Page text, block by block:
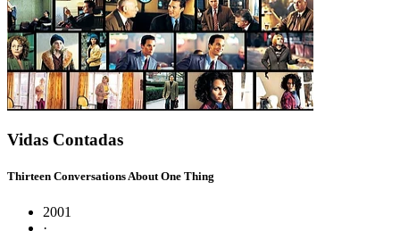
Vidas Contadas
Thirteen Conversations About One Thing
2001
·